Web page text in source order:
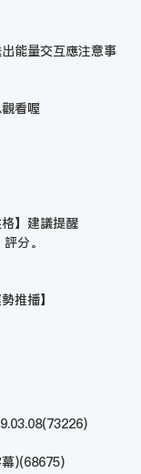
能量交互應注意事
看喔
】建議提醒
分。
推播】
(73226)
)(68675)